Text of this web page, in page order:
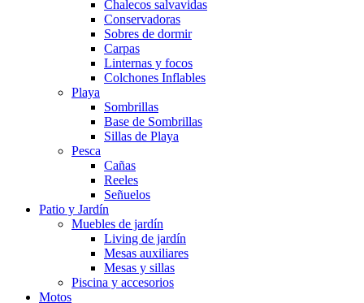
Chalecos salvavidas
Conservadoras
Sobres de dormir
Carpas
Linternas y focos
Colchones Inflables
Playa
Sombrillas
Base de Sombrillas
Sillas de Playa
Pesca
Cañas
Reeles
Señuelos
Patio y Jardín
Muebles de jardín
Living de jardín
Mesas auxiliares
Mesas y sillas
Piscina y accesorios
Motos